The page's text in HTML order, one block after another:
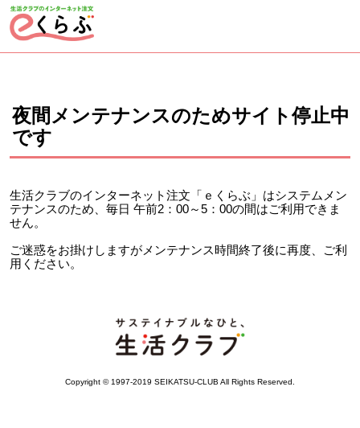
ページの先頭です。
夜間メンテナンスのためサイト停止中
です
生活クラブのインターネット注文「ｅくらぶ」はシステムメン
テナンスのため、毎日 午前2：00～5：00の間はご利用できま
せん。
ご迷惑をお掛けしますがメンテナンス時間終了後に再度、ご利
用ください。
Copyright © 1997-2019 SEIKATSU-CLUB All Rights Reserved.